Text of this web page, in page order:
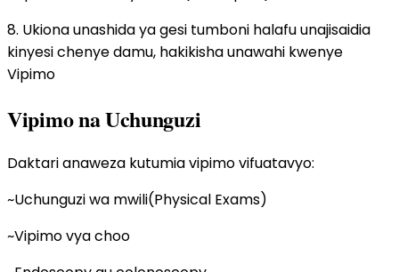
8. Ukiona unashida ya gesi tumboni halafu unajisaidia
kinyesi chenye damu, hakikisha unawahi kwenye
Vipimo
Vipimo na Uchunguzi
Daktari anaweza kutumia vipimo vifuatavyo:
~Uchunguzi wa mwili(Physical Exams)
~Vipimo vya choo